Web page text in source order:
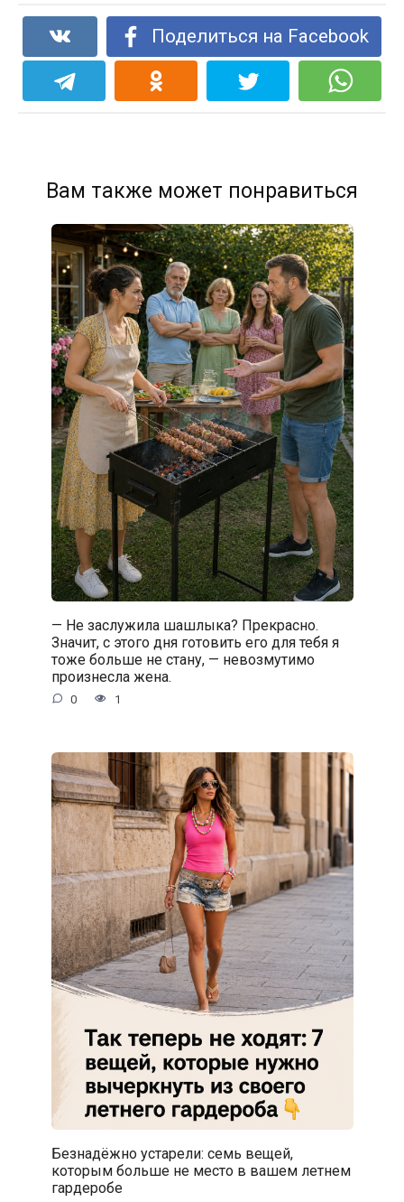
Поделиться на Facebook
Вам также может понравиться
— Не заслужила шашлыка? Прекрасно.
Значит, с этого дня готовить его для тебя я
тоже больше не стану, — невозмутимо
произнесла жена.
0 1
Безнадёжно устарели: семь вещей,
которым больше не место в вашем летнем
гардеробе